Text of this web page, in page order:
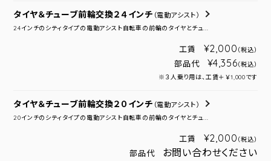
タイヤ＆チューブ前輪交換２４インチ （電動アシスト）
24インチのシティタイプの電動アシスト自転車の前輪のタイヤとチュ...
工賃 ¥2,000 （税込）
部品代 ¥4,356（税込）
※３人乗り用は、工賃＋￥1,000です
タイヤ＆チューブ前輪交換２０インチ （電動アシスト）
20インチのシティタイプの電動アシスト自転車の前輪のタイヤとチュ...
工賃 ¥2,000 （税込）
部品代 お問い合わせください